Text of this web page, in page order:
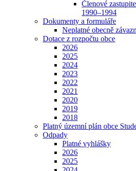
Členové
1990–1994
Dokumenty a formuláře
Neplatné obecně
Dotace z rozpočtu obce
2026
2025
2024
2023
2022
2021
2020
2019
2018
Platný územní plán obce
Odpady
Platné vyhlášky
2026
2025